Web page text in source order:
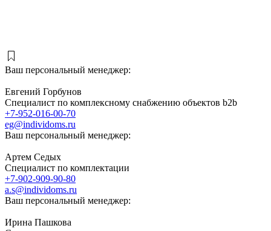
Ваш персональный менеджер:
Евгений Горбунов
Специалист по комплексному снабжению объектов b2b
+7-952-016-00-70
eg@individoms.ru
Ваш персональный менеджер:
Артем Седых
Специалист по комплектации
+7-902-909-90-80
a.s@individoms.ru
Ваш персональный менеджер:
Ирина Пашкова